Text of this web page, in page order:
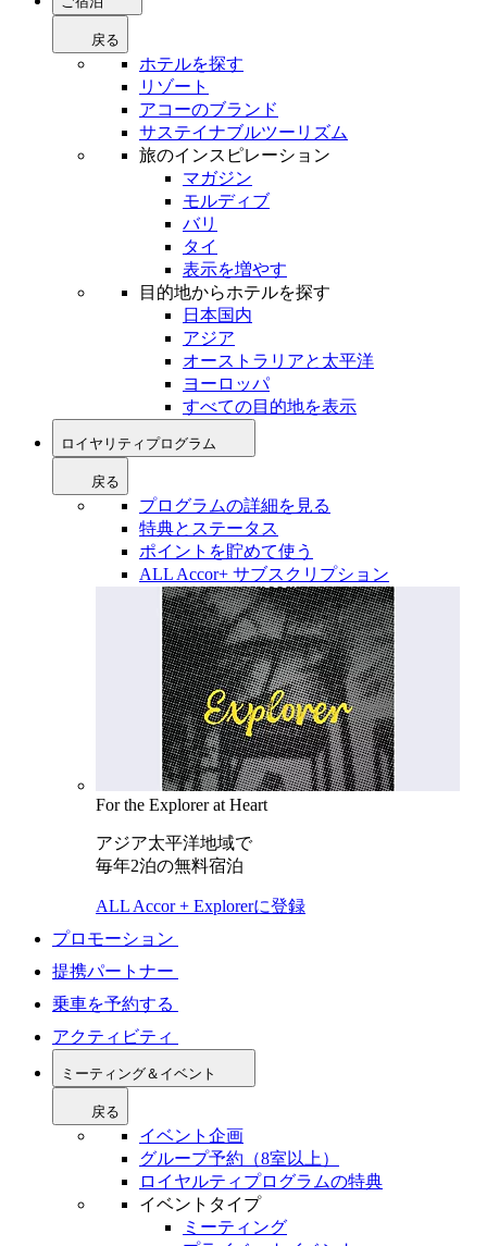
戻る
ホテルを探す
リゾート
アコーのブランド
サステイナブルツーリズム
旅のインスピレーション
マガジン
モルディブ
バリ
タイ
表示を増やす
目的地からホテルを探す
日本国内
アジア
オーストラリアと太平洋
ヨーロッパ
すべての目的地を表示
ロイヤリティプログラム
戻る
プログラムの詳細を見る
特典とステータス
ポイントを貯めて使う
ALL Accor+ サブスクリプション
For the Explorer at Heart
アジア太平洋地域で
毎年2泊の無料宿泊
ALL Accor + Explorerに登録
プロモーション
提携パートナー
乗車を予約する
アクティビティ
ミーティング＆イベント
戻る
イベント企画
グループ予約（8室以上）
ロイヤルティプログラムの特典
イベントタイプ
ミーティング